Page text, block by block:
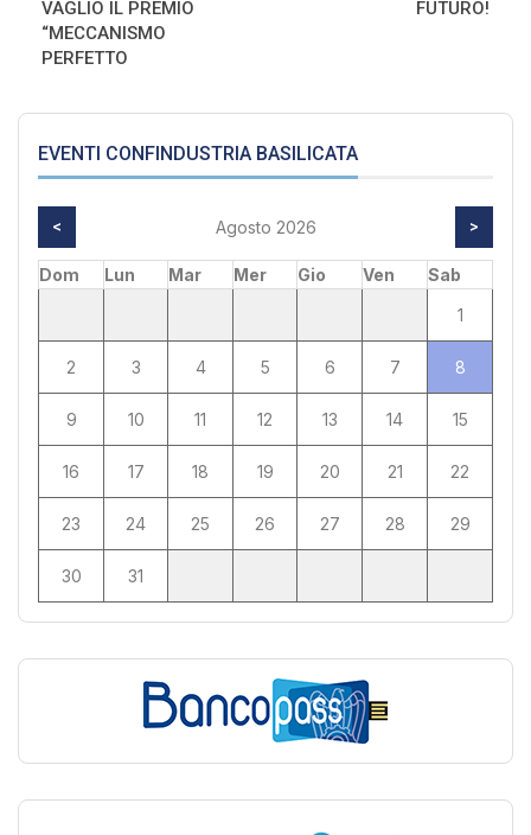
VAGLIO IL PREMIO
“MECCANISMO
PERFETTO
FUTURO!
EVENTI CONFINDUSTRIA BASILICATA
< Agosto 2026 >
Dom Lun Mar Mer Gio Ven
Sab
1
2 3 4 5 6 7 8
9 10 11 12 13 14 15
16 17 18 19 20 21 22
23 24 25 26 27 28 29
30 31